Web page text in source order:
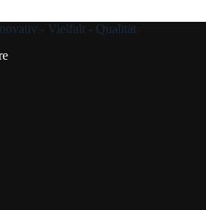
- Vielfalt - Qualität